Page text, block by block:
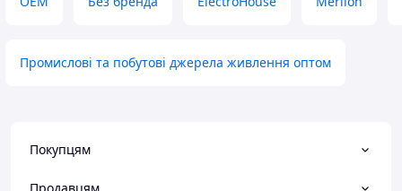
Промислові та побутові джерела живлення оптом
Покупцям